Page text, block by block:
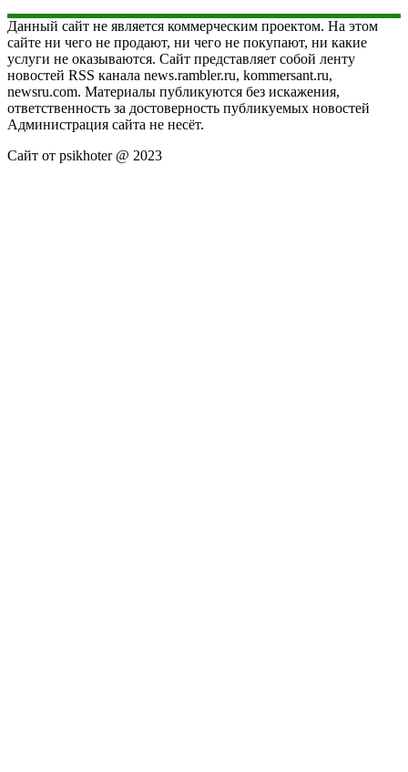
Данный сайт не является коммерческим проектом. На этом
сайте ни чего не продают, ни чего не покупают, ни какие
услуги не оказываются. Сайт представляет собой ленту
новостей RSS канала news.rambler.ru, kommersant.ru,
newsru.com. Материалы публикуются без искажения,
ответственность за достоверность публикуемых новостей
Администрация сайта не несёт.
Сайт от psikhoter @ 2023